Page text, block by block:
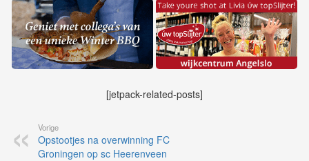
[jetpack-related-posts]
Vorige
Opstootjes na overwinning FC
Groningen op sc Heerenveen